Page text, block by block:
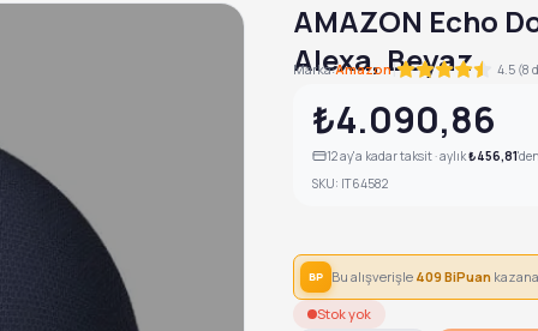
AMAZON Echo
Alexa, Beyaz
Marka:Amazon| 4.5 (8
₺4.090,86
12ay'a kadar taksit · aylık₺456,81
SKU: IT64582
BP Bu alışverişle 409 BiPuan
Stok yok